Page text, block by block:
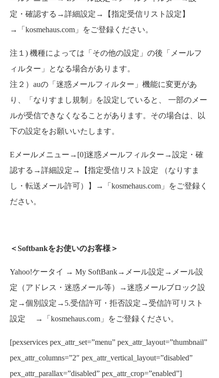
定・確認する→詳細設定→【指定受信リスト設定】
→「kosmehaus.com」をご登録ください。
注１) 機種によっては「その他の設定」の後「メールフ
ィルター」となる場合があります。
注２）auの「迷惑メールフィルター」機能に変更があ
り、「なりすまし規制」を設定していると、 一部のメー
ルが受信できなくなることがあります。その場合は、以
下の設定をお願いいたします。
Eメールメニュー→[0]迷惑メールフィルター→設定・確
認する→詳細設定→【指定受信リスト設定 （なりすま
し・転送メール許可）】→「kosmehaus.com」をご登録く
ださい。
＜Softbankをお使いのお客様＞
Yahoo!ケータイ → My SoftBank→メール設定→メール設
定（アドレス・迷惑メール等）→迷惑メールブロック設
定→個別設定→5.受信許可・拒否設定→受信許可リスト
設定 →「kosmehaus.com」をご登録ください。
[pexservices pex_attr_set=”menu” pex_attr_layout=”thumbnail”
pex_attr_columns=”2″ pex_attr_vertical_layout=”disabled”
pex_attr_parallax=”disabled” pex_attr_crop=”enabled”]